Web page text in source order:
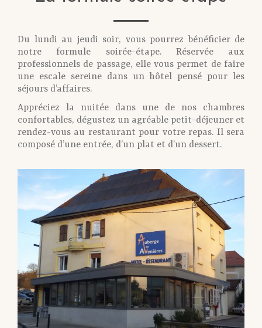
Du lundi au jeudi soir, vous pourrez bénéficier de
notre formule soirée-étape. Réservée aux
professionnels de passage, elle vous permet de faire
une escale sereine dans un hôtel pensé pour les
séjours d’affaires.
Appréciez la nuitée dans une de nos chambres
confortables, dégustez un agréable petit-déjeuner et
rendez-vous au restaurant pour votre repas. Il sera
composé d’une entrée, d’un plat et d’un dessert.